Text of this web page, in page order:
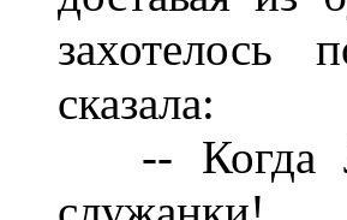
сказала:
-- Когда